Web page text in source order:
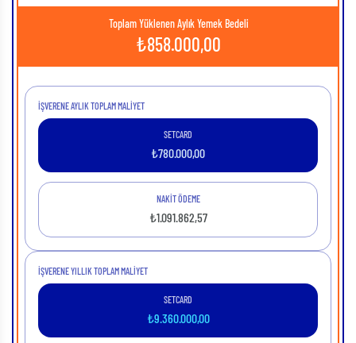
Toplam Yüklenen Aylık Yemek Bedeli
₺858.000,00
İŞVERENE AYLIK TOPLAM MALIYET
SETCARD
₺780.000,00
NAKİT ÖDEME
₺1.091.862,57
İŞVERENE YILLIK TOPLAM MALIYET
SETCARD
₺9.360.000,00